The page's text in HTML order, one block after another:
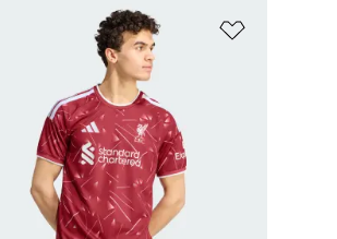
ยการสินค้าโปรด